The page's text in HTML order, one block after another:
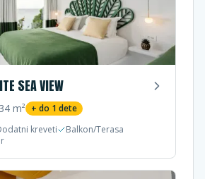
SEA VIEW
34 m² + do 1 dete
kreveti
Balkon/Terasa